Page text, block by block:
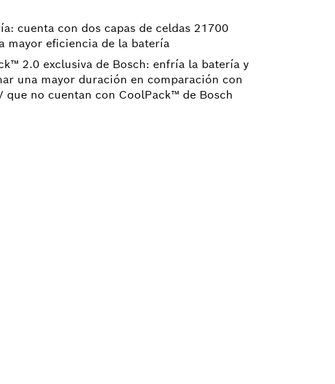
cuenta con dos capas de celdas 21700
mayor eficiencia de la batería
2.0 exclusiva de Bosch: enfría la batería y
una mayor duración en comparación con
que no cuentan con CoolPack™ de Bosch